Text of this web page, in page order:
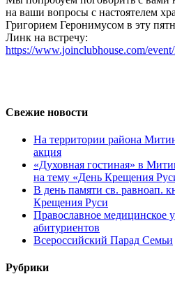
на ваши вопросы с настоятелем
Григорием Геронимусом в эту
Линк на встречу:
https://www.joinclubhouse.com/
Свежие новости
На территории района
акция
«Духовная гостиная» в
на тему «День Крещения
В день памяти св. равноап.
Крещения Руси
Православное медицинское
абитуриентов
Всероссийский Парад Семьи
Рубрики